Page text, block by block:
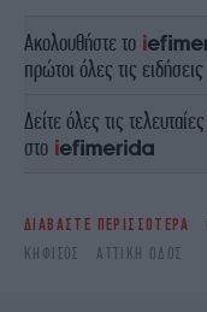
Ακολουθήστε το
πρώτοι όλες τις ειδήσεις
Δείτε όλες τις τελευταίες
στο
ΔΙΑΒΑΣΤΕ ΠΕΡΙΣΣΟΤΕΡΑ
ΚΗΦΙΣΌΣ
ΑΤΤΙΚΉ ΟΔΌΣ